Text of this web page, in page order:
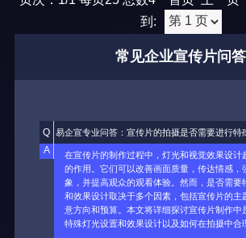
到:
常见企业宣传片问答
多个方面的处理和加工，包括剪辑、特效、音
校正、字幕添加等。本文将详细介绍宣传片后
A
在宣传片的制作过程中，灯光和视觉效果设计
的作用。它们可以改善画面质量，传达情感，
象，并提高观众的观看体验。然而，是否需要
和效果设计取决于多个因素，包括宣传片的主
意方向和预算。本文将详细探讨宣传片制作中
特殊灯光设置和效果设计以及如何在拍摄中合